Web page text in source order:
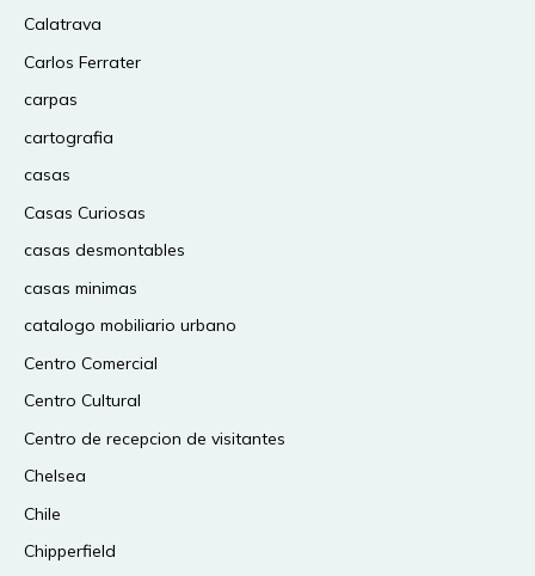
Calatrava
Carlos Ferrater
carpas
cartografia
casas
Casas Curiosas
casas desmontables
casas minimas
catalogo mobiliario urbano
Centro Comercial
Centro Cultural
Centro de recepcion de visitantes
Chelsea
Chile
Chipperfield